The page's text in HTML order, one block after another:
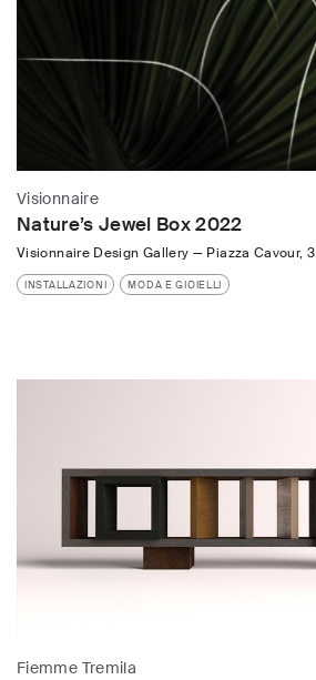
Visionnaire
Nature’s Jewel Box 2022
Visionnaire Design Gallery — Piazza Cavour, 3
INSTALLAZIONI MODA E GIOIELLI
Fiemme Tremila